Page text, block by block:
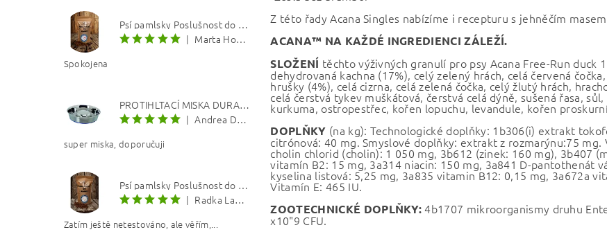
Psí pamlsky Poslušnost do kapsy: Treska s červenou řepou 12 mm
|
Marta Hourová
Spokojena
PROTIHLTACÍ MISKA DURAPET
|
Andrea Dosoudilová
super miska, doporučuji
Psí pamlsky Poslušnost do kapsy: Kachna s lososovým olejem 8 mm
|
Radka Langerová
Zatím ještě netestováno, ale věřím,...
Z této řady Acana Singles nabízíme i recepturu s jehněčím
ACANA™ NA KAŽDÉ INGREDIENCI ZÁLEŽÍ.
SLOŽENÍ těchto výživných granulí pro psy Acana Free-Run duck
dehydrovaná kachna (17%), celý zelený hrách, celá červená
hrušky (4%), celá cizrna, celá zelená čočka, celý žlutý hrách,
celá čerstvá tykev muškátová, čerstvá celá dýně, sušená řasa,
kurkuma, ostropestřec, kořen lopuchu, levandule, kořen
DOPLŇKY (na kg): Technologické doplňky: 1b306(i) extrakt
citrónová: 40 mg. Smyslové doplňky: extrakt z rozmarýnu:75
cholin chlorid (cholin): 1 050 mg, 3b612 (zinek: 160 mg), 3b407
vitamín B2: 15 mg, 3a314 niacin: 150 mg, 3a841 D-pantothenát
kyselina listová: 5,25 mg, 3a835 vitamin B12: 0,15 mg, 3a672a
Vitamín E: 465 IU.
ZOOTECHNICKÉ DOPLŇKY:4b1707 mikroorganismy druhu
x10"9 CFU.